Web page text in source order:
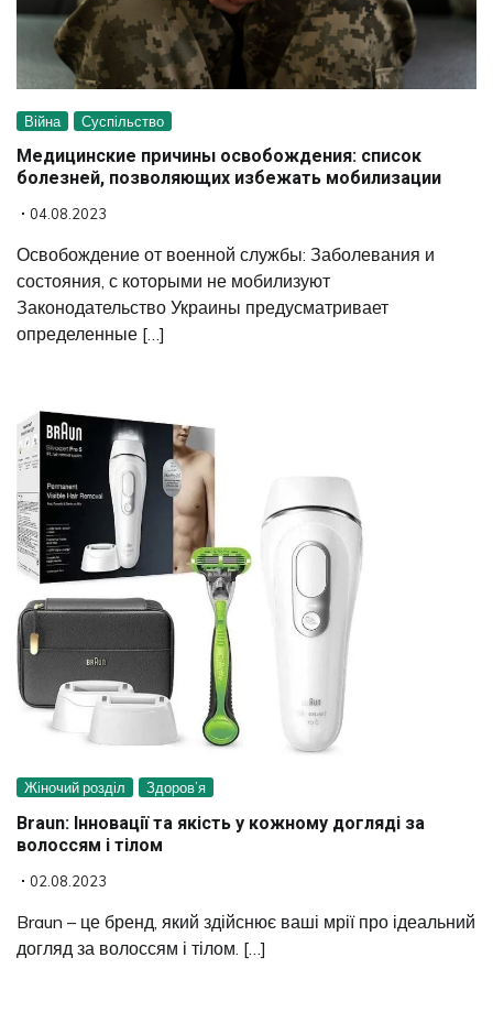
Війна Суспільство
Медицинские причины освобождения: список
болезней, позволяющих избежать мобилизации
04.08.2023
Освобождение от военной службы: Заболевания и
состояния, с которыми не мобилизуют
Законодательство Украины предусматривает
определенные […]
Жіночий розділ Здоров’я
Braun: Інновації та якість у кожному догляді за
волоссям і тілом
02.08.2023
Braun – це бренд, який здійснює ваші мрії про ідеальний
догляд за волоссям і тілом. […]